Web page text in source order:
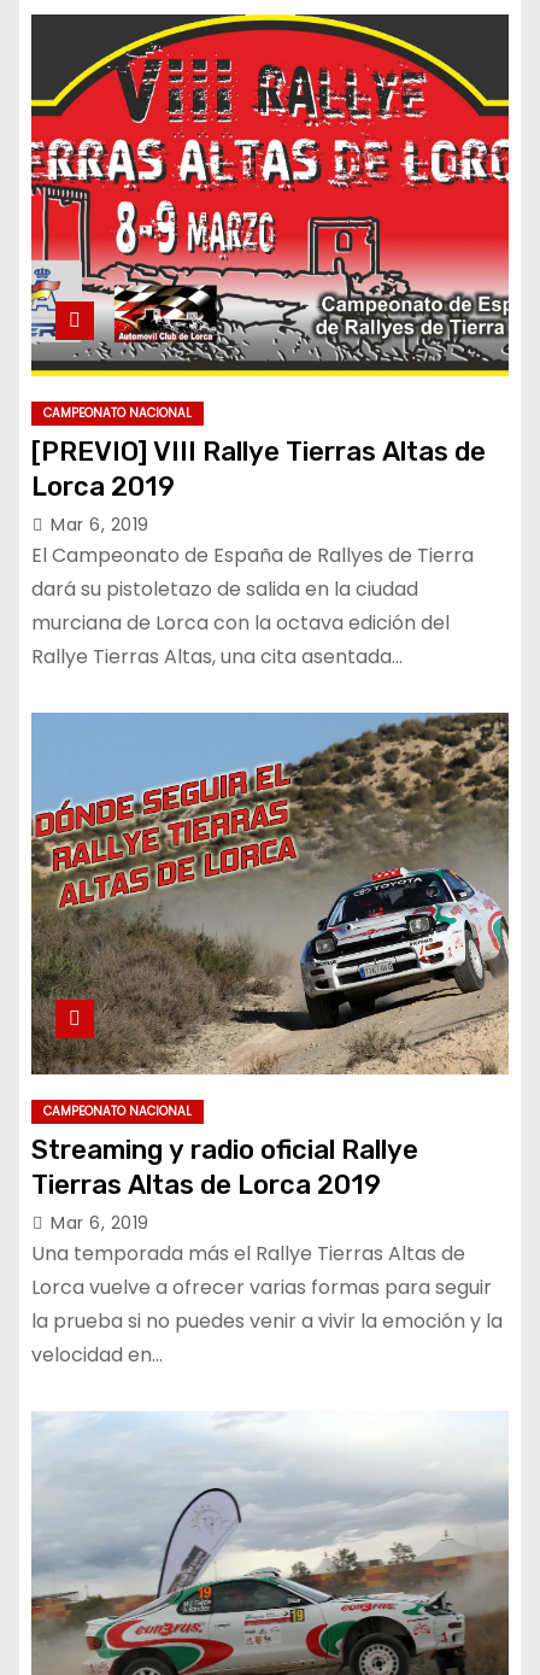
CAMPEONATO NACIONAL
[PREVIO] VIII Rallye Tierras Altas de
Lorca 2019
Mar 6, 2019
El Campeonato de España de Rallyes de Tierra
dará su pistoletazo de salida en la ciudad
murciana de Lorca con la octava edición del
Rallye Tierras Altas, una cita asentada…
CAMPEONATO NACIONAL
Streaming y radio oficial Rallye
Tierras Altas de Lorca 2019
Mar 6, 2019
Una temporada más el Rallye Tierras Altas de
Lorca vuelve a ofrecer varias formas para seguir
la prueba si no puedes venir a vivir la emoción y la
velocidad en…